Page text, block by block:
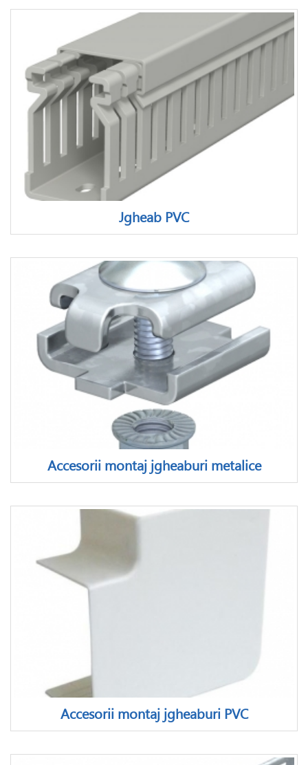
Jgheab PVC
Accesorii montaj jgheaburi metalice
Accesorii montaj jgheaburi PVC